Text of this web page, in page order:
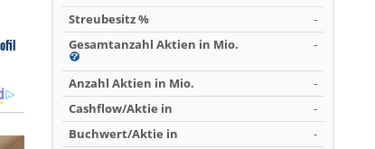
Streubesitz %
-
Gesamtanzahl Aktien in Mio.
-
Anzahl Aktien in Mio.
-
Cashflow/Aktie in
-
Buchwert/Aktie in
-